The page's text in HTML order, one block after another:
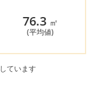
76.3 ㎡
(平均値)
しています